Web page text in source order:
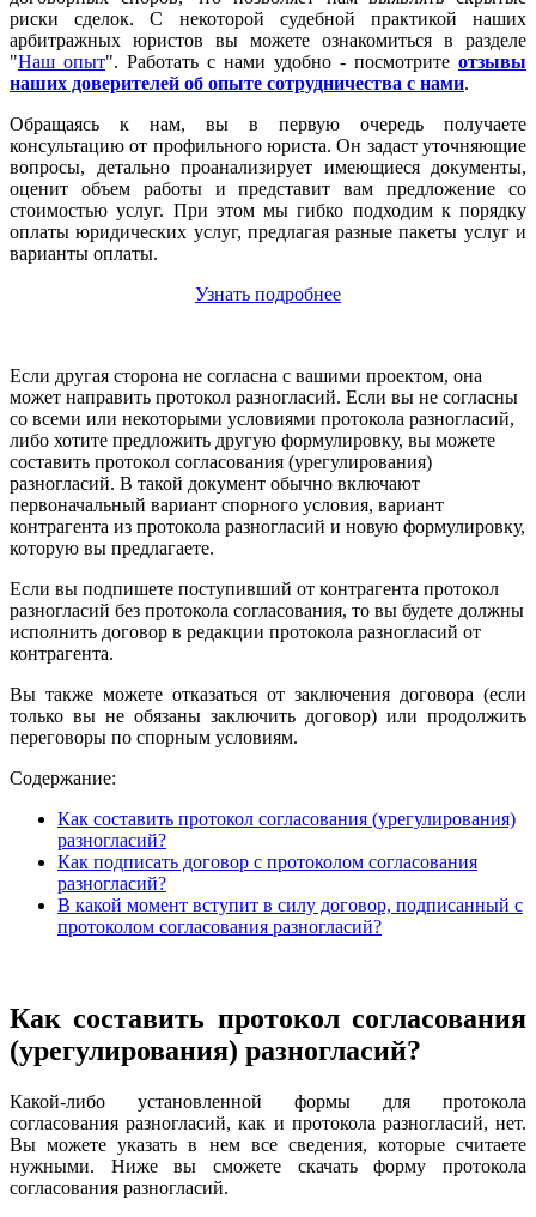
риски сделок. С некоторой судебной практикой наших
арбитражных юристов вы можете ознакомиться в разделе
"Наш опыт". Работать с нами удобно - посмотрите отзывы
наших доверителей об опыте сотрудничества с нами.
Обращаясь к нам, вы в первую очередь получаете
консультацию от профильного юриста. Он задаст уточняющие
вопросы, детально проанализирует имеющиеся документы,
оценит объем работы и представит вам предложение со
стоимостью услуг. При этом мы гибко подходим к порядку
оплаты юридических услуг, предлагая разные пакеты услуг и
варианты оплаты.
Узнать подробнее
Если другая сторона не согласна с вашими проектом, она
может направить протокол разногласий. Если вы не согласны
со всеми или некоторыми условиями протокола разногласий,
либо хотите предложить другую формулировку, вы можете
составить протокол согласования (урегулирования)
разногласий. В такой документ обычно включают
первоначальный вариант спорного условия, вариант
контрагента из протокола разногласий и новую формулировку,
которую вы предлагаете.
Если вы подпишете поступивший от контрагента протокол
разногласий без протокола согласования, то вы будете должны
исполнить договор в редакции протокола разногласий от
контрагента.
Вы также можете отказаться от заключения договора (если
только вы не обязаны заключить договор) или продолжить
переговоры по спорным условиям.
Содержание:
Как составить протокол согласования (урегулирования)
разногласий?
Как подписать договор с протоколом согласования
разногласий?
В какой момент вступит в силу договор, подписанный с
протоколом согласования разногласий?
Как составить протокол согласования
(урегулирования) разногласий?
Какой-либо установленной формы для протокола
согласования разногласий, как и протокола разногласий, нет.
Вы можете указать в нем все сведения, которые считаете
нужными. Ниже вы сможете скачать форму протокола
согласования разногласий.